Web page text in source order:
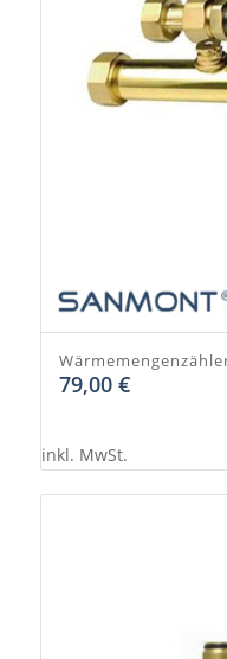
79,00 €
inkl. MwSt.